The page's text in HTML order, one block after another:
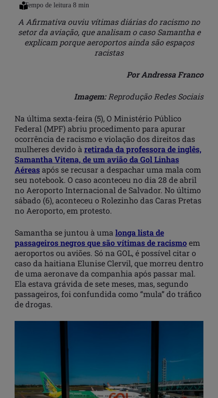
A Afirmativa ouviu vítimas diárias do racismo no
setor da aviação, que analisam o caso Samantha e
explicam porque aeroportos ainda são espaços
racistas
Por Andressa Franco
Imagem:Reprodução Redes Sociais
Na última sexta-feira (5), O Ministério Público
Federal (MPF) abriu procedimento para apurar
ocorrência de racismo e violação dos direitos das
mulheres devido à retirada da professora de inglês,
Samantha Vitena, de um avião da Gol Linhas
Aéreasapós se recusar a despachar uma mala com
seu notebook. O caso aconteceu no dia 28 de abril
no Aeroporto Internacional de Salvador. No último
sábado (6), aconteceu o Rolezinho das Caras Pretas
no Aeroporto, em protesto.
Samantha se juntou à uma longa lista de
passageiros negros que são vítimas de racismoem
aeroportos ou aviões. Só na GOL, é possível citar o
caso da haitiana Elunise Clervil, que morreu dentro
de uma aeronave da companhia após passar mal.
Ela estava grávida de sete meses, mas, segundo
passageiros, foi confundida como “mula” do tráfico
de drogas.